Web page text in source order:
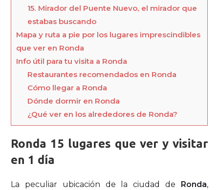
15. Mirador del Puente Nuevo, el mirador que
estabas buscando
Mapa y ruta a pie por los lugares imprescindibles
que ver en Ronda
Info útil para tu visita a Ronda
Restaurantes recomendados en Ronda
Cómo llegar a Ronda
Dónde dormir en Ronda
¿Qué ver en los alrededores de Ronda?
Ronda 15 lugares que ver y visitar
en 1 día
La peculiar ubicación de la ciudad de Ronda,